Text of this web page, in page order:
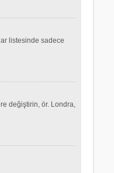
listesinde sadece
değiştirin, ör. Londra,